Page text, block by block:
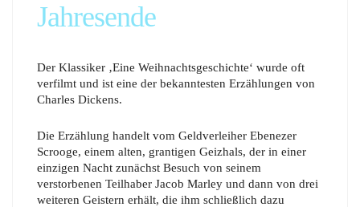
Jahresende
Der Klassiker ‚Eine Weihnachtsgeschichte‘ wurde oft
verfilmt und ist eine der bekanntesten Erzählungen von
Charles Dickens.
Die Erzählung handelt vom Geldverleiher Ebenezer
Scrooge, einem alten, grantigen Geizhals, der in einer
einzigen Nacht zunächst Besuch von seinem
verstorbenen Teilhaber Jacob Marley und dann von drei
weiteren Geistern erhält, die ihm schließlich dazu